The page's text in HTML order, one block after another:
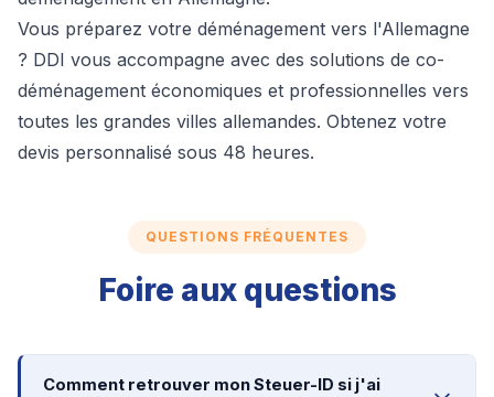
Vous préparez votre déménagement vers l'Allemagne
? DDI vous accompagne avec des solutions de co-
déménagement économiques et professionnelles vers
toutes les grandes villes allemandes. Obtenez votre
devis personnalisé sous 48 heures.
QUESTIONS FRÉQUENTES
Foire aux questions
Comment retrouver mon Steuer-ID si j'ai